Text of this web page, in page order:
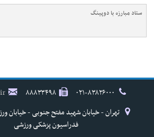
ستاد مبارزه با دوپینگ
۸۸۸۳۳۴۹۸
فدراسیون پزشکی ورزشی